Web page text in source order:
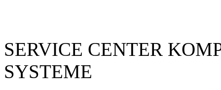
SERVICE CENTER
SYSTEME